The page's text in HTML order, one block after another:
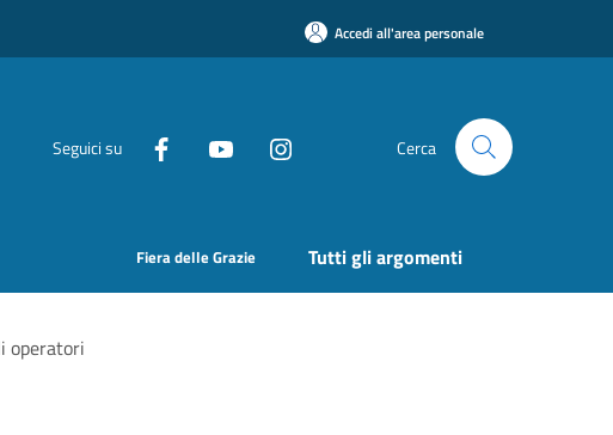
Accedi all'area personale
Seguici su Cerca
Fiera delle Grazie Tutti gli argomenti
operatori